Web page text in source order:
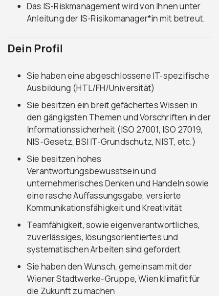
Das IS-Riskmanagement wird von Ihnen unter
Anleitung der IS-Risikomanager*in mit betreut.
Dein Profil
Sie haben eine abgeschlossene IT-spezifische
Ausbildung (HTL/FH/Universität)
Sie besitzen ein breit gefächertes Wissen in
den gängigsten Themen und Vorschriften in der
Informationssicherheit (ISO 27001, ISO 27019,
NIS-Gesetz, BSI IT-Grundschutz, NIST, etc.)
Sie besitzen hohes
Verantwortungsbewusstsein und
unternehmerisches Denken und Handeln sowie
eine rasche Auffassungsgabe, versierte
Kommunikationsfähigkeit und Kreativität
Teamfähigkeit, sowie eigenverantwortliches,
zuverlässiges, lösungsorientiertes und
systematischen Arbeiten sind gefordert
Sie haben den Wunsch, gemeinsam mit der
Wiener Stadtwerke-Gruppe, Wien klimafit für
die Zukunft zu machen